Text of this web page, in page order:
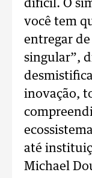
difícil. O
você tem
entregar
singular”,
inovação,
até
Michael